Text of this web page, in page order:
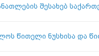
შესახებ
წითელი ნუსხისა და